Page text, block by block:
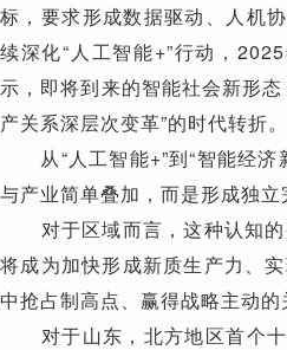
标，要求形成数据驱动、人机
续深化“人工智能+”行动，
示，即将到来的智能社会新形
产关系深层次变革”的时代转折。
从“人工智能+”到“智能经济
与产业简单叠加，而是形成独
对于区域而言，这种认知的
将成为加快形成新质生产力、
中抢占制高点、赢得战略主动
对于山东，北方地区首个十